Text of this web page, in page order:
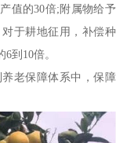
值的30倍;附属物给予
于耕地征用，补偿种
到10倍。
老保障体系中，保障